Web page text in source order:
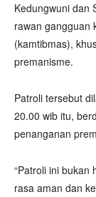
Kedungwuni dan
rawan gangguan
(kamtibmas),
premanisme.
Patroli tersebut
20.00 wib itu,
penanganan
“Patroli ini bukan
rasa aman dan